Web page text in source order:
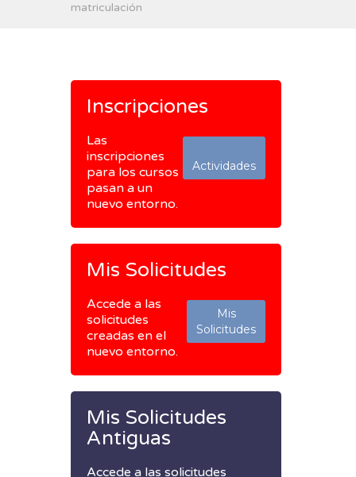
matriculación
Inscripciones
Las
inscripciones
para los cursos
pasan a un
nuevo entorno.
Actividades
Mis Solicitudes
Accede a las
solicitudes
creadas en el
nuevo entorno.
Mis
Solicitudes
Mis Solicitudes
Antiguas
Accede a las solicitudes